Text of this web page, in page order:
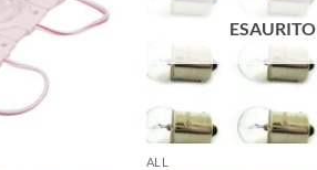
ESAURITO
ALL